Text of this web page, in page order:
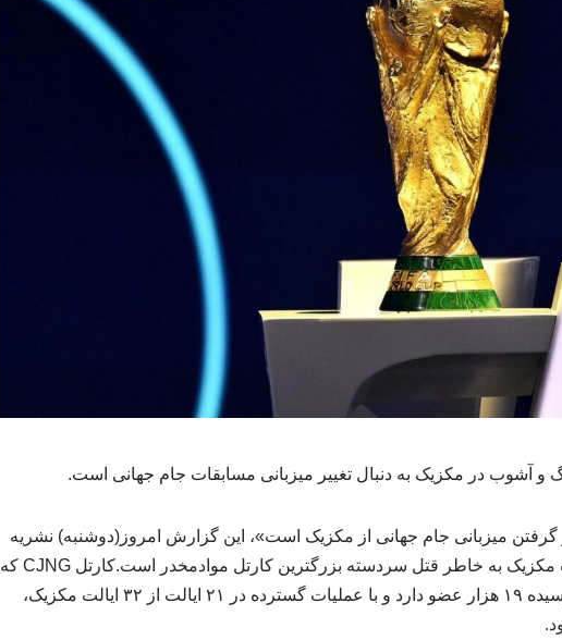
و آشوب در مکزیک به دنبال تغییر میزبانی مسابقات جام جهانی است.
گرفتن میزبانی جام جهانی از مکزیک است»، این گزارش امروز(دوشنبه) نشریه
گاردین بعد از آشوب و جنگ در چندین ایالت مکزیک به خاطر قتل سردسته بزرگترین کارتل موادمخدر است.کارتل CJNG که
سرکرده‌اش توسط ارتش مکزیک به قتل رسیده ۱۹ هزار عضو دارد و با عملیات گسترده در ۲۱ ایالت از ۳۲ ایالت مکزیک،